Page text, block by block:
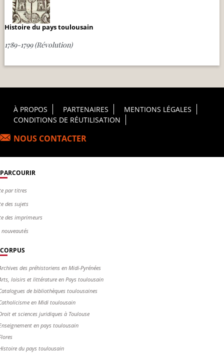
Histoire du pays toulousain
1789-1799 (Révolution)
Footer Principal
À PROPOS PARTENAIRES
MENTIONS LÉGALES
CONDITIONS DE RÉUTILISATION
NOUS CONTACTER
PARCOURIR
par titres
des sujets
des imprimeurs
nouveautés
CORPUS
des préhistoriens en Midi-Pyrénées
loisirs et littérature en Pays toulousain
de bibliothèques toulousaines
en Midi toulousain
et sciences juridiques à Toulouse
en pays toulousain
du pays toulousain